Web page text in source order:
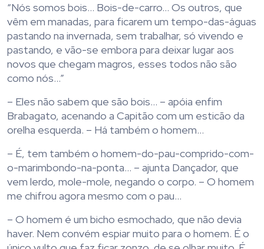
“Nós somos bois… Bois-de-carro… Os outros, que
vêm em manadas, para ficarem um tempo-das-águas
pastando na invernada, sem trabalhar, só vivendo e
pastando, e vão-se embora para deixar lugar aos
novos que chegam magros, esses todos não são
como nós…”
– Eles não sabem que são bois… – apóia enfim
Brabagato, acenando a Capitão com um esticão da
orelha esquerda. – Há também o homem…
– É, tem também o homem-do-pau-comprido-com-
o-marimbondo-na-ponta… – ajunta Dançador, que
vem lerdo, mole-mole, negando o corpo. – O homem
me chifrou agora mesmo com o pau…
– O homem é um bicho esmochado, que não devia
haver. Nem convém espiar muito para o homem. É o